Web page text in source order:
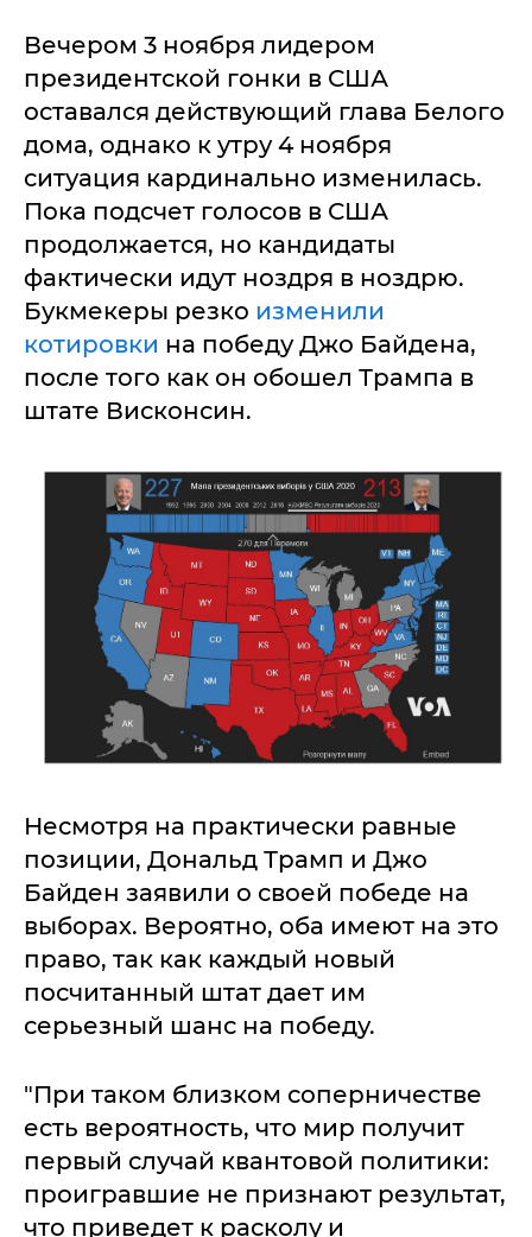
Вечером 3 ноября лидером
президентской гонки в США
оставался действующий глава Белого
дома, однако к утру 4 ноября
ситуация кардинально изменилась.
Пока подсчет голосов в США
продолжается, но кандидаты
фактически идут ноздря в ноздрю.
Букмекеры резко изменили
котировки на победу Джо Байдена,
после того как он обошел Трампа в
штате Висконсин.
Несмотря на практически равные
позиции, Дональд Трамп и Джо
Байден заявили о своей победе на
выборах. Вероятно, оба имеют на это
право, так как каждый новый
посчитанный штат дает им
серьезный шанс на победу.
"При таком близком соперничестве
есть вероятность, что мир получит
первый случай квантовой политики:
проигравшие не признают результат,
что приведет к расколу и